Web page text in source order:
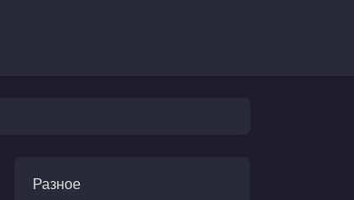
Разное